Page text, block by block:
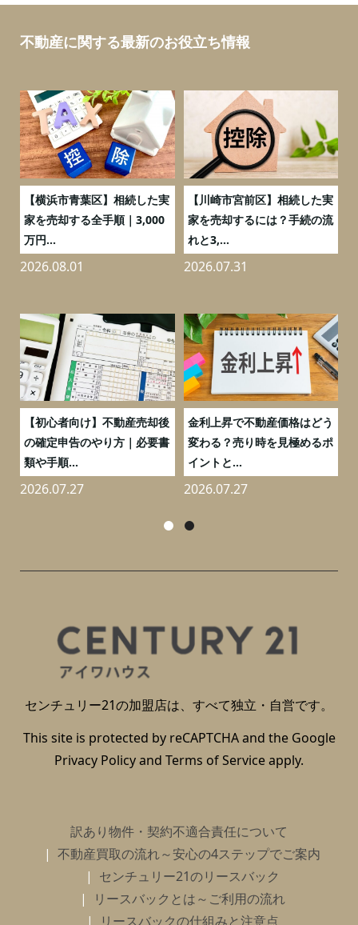
不動産に関する最新のお役立ち情報
【横浜市青葉区】相続した実
家を売却する全手順｜3,000
万円...
2026.08.01
【川崎市宮前区】相続した実
家を売却するには？手続の流
れと3,...
2026.07.31
【初心者向け】不動産売却後
の確定申告のやり方｜必要書
類や手順...
2026.07.27
金利上昇で不動産価格はどう
変わる？売り時を見極めるポ
イントと...
2026.07.27
センチュリー21の加盟店は、すべて独立・自営です。
This site is protected by reCAPTCHA and the Google
Privacy Policyand Terms of Serviceapply.
訳あり物件・契約不適合責任について
不動産買取の流れ～安心の4ステップでご案内
センチュリー21のリースバック
リースバックとは～ご利用の流れ
リースバックの仕組みと注意点